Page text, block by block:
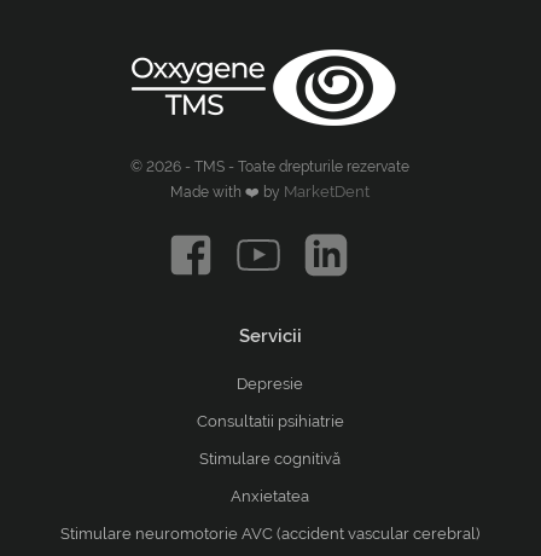
© 2026 - TMS - Toate drepturile rezervate
Made with ❤️ by MarketDent
Servicii
Depresie
Consultatii psihiatrie
Stimulare cognitivă
Anxietatea
Stimulare neuromotorie AVC (accident vascular cerebral)